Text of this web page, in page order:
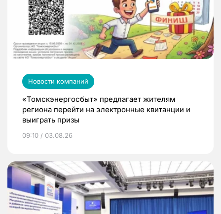
Новости компаний
«Томскэнергосбыт» предлагает жителям
региона перейти на электронные квитанции и
выиграть призы
09:10 / 03.08.26